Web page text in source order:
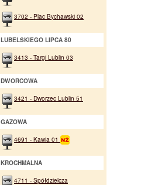
3702 - Plac Bychawski 02
LUBELSKIEGO LIPCA 80
3413 - Targi Lublin 03
DWORCOWA
3421 - Dworzec Lublin 51
GAZOWA
4691 - Kawia 01
KROCHMALNA
4711 - Spółdzielcza